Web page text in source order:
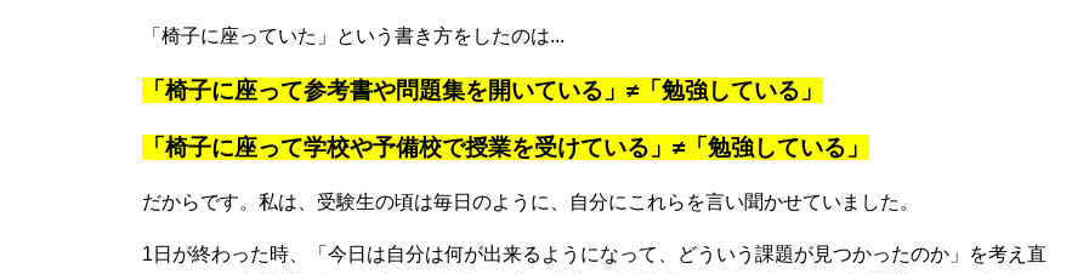
「椅子に座っていた」という書き方をしたのは...
「椅子に座って参考書や問題集を開いている」≠「勉強している」
「椅子に座って学校や予備校で授業を受けている」≠「勉強している」
だからです。私は、受験生の頃は毎日のように、自分にこれらを言い聞かせていました。
1日が終わった時、「今日は自分は何が出来るようになって、どういう課題が見つかったのか」を考え直